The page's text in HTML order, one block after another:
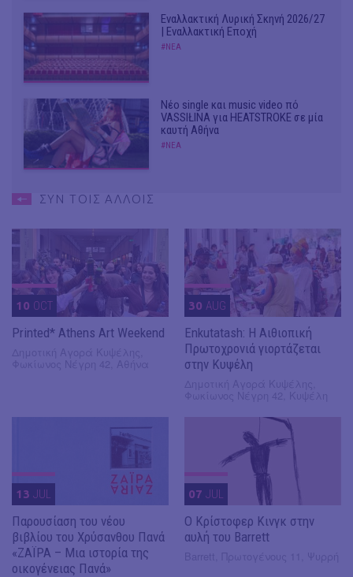
Εναλλακτική Λυρική Σκηνή 2026/27
| Εναλλακτική Εποχή
#ΝΕΑ
Νέο single και music video πό
VASSIŁINA για HEATSTROKE σε μία
καυτή Αθήνα
#ΝΕΑ
ΣΥΝ ΤΟΙΣ ΑΛΛΟΙΣ
10 OCT
Printed* Athens Art Weekend
30 AUG
Enkutatash: Η Αιθιοπική
Πρωτοχρονιά γιορτάζεται
στην Κυψέλη
13 JUL
Παρουσίαση του νέου
βιβλίου του Χρύσανθου Πανά
«ΖΑΪΡΑ – Μια ιστορία της
οικογένειας Πανά»
07 JUL
O Κρίστοφερ Κινγκ στην
αυλή του Barrett